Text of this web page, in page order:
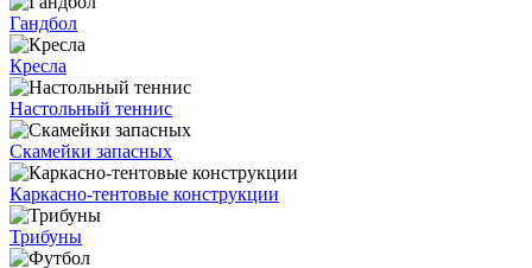
Гандбол
Кресла
Настольный теннис
Скамейки запасных
Каркасно-тентовые конструкции
Трибуны